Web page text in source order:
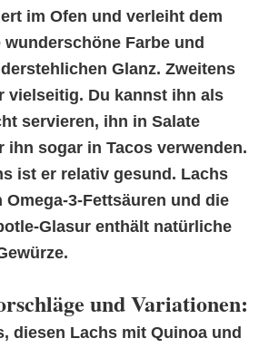
im Ofen und verleiht dem
wunderschöne Farbe und
Glanz. Zweitens
vielseitig. Du kannst ihn als
servieren, ihn in Salate
ihn sogar in Tacos verwenden.
ist er relativ gesund. Lachs
Omega-3-Fettsäuren und die
Glasur enthält natürliche
und Variationen:
diesen Lachs mit Quinoa und